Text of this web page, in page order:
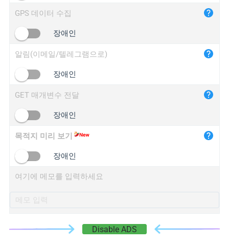
iplogger.cn
GPS 데이터 수집
장애인
알림(이메일/텔레그램으로)
장애인
GET 매개변수 전달
장애인
목적지 미리 보기
장애인
여기에 메모를 입력하세요
Disable ADS